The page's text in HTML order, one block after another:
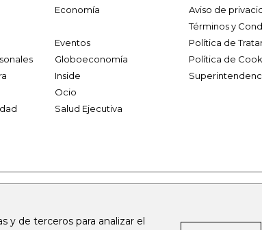
y de terceros para analizar el
Economía
Eventos
Globoeconomía
Inside
Ocio
Salud Ejecutiva
Aviso de
Términos y
Política de
Política de
firmasdeabogados.com
bolsaencolombia.com